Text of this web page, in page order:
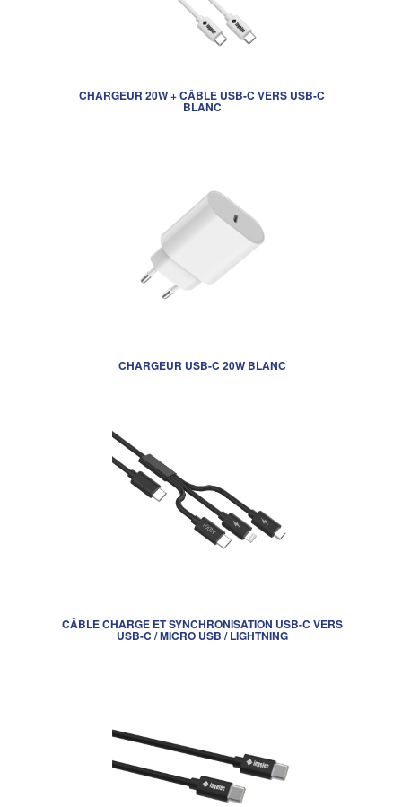
CHARGEUR 20W + CÂBLE USB-C VERS USB-C
BLANC
CHARGEUR USB-C 20W BLANC
CÂBLE CHARGE ET SYNCHRONISATION USB-C VERS
USB-C / MICRO USB / LIGHTNING